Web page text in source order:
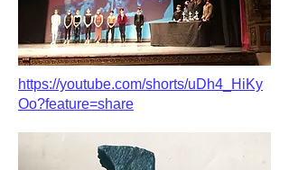
https://youtube.com/shorts/uDh4_HiKy
Oo?feature=share